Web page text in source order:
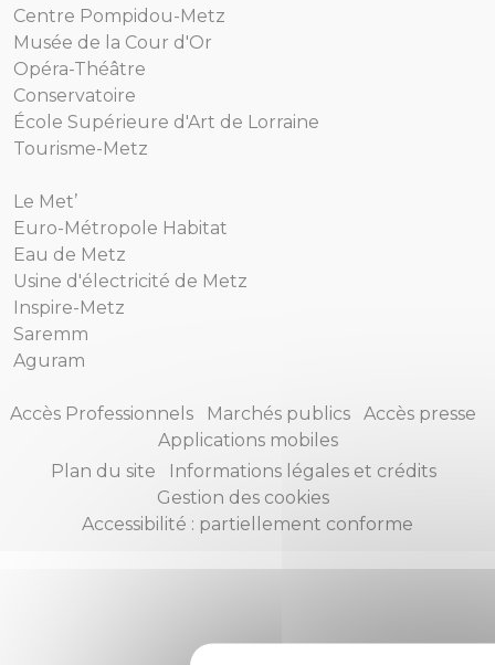
Centre Pompidou-Metz
Musée de la Cour d'Or
Opéra-Théâtre
Conservatoire
École Supérieure d'Art de Lorraine
Tourisme-Metz
Le Met’
Euro-Métropole Habitat
Eau de Metz
Usine d'électricité de Metz
Inspire-Metz
Saremm
Aguram
Accès Professionnels Marchés publics
Accès presse
Applications mobiles
Plan du site
Informations légales et crédits
Gestion des cookies
Accessibilité : partiellement conforme